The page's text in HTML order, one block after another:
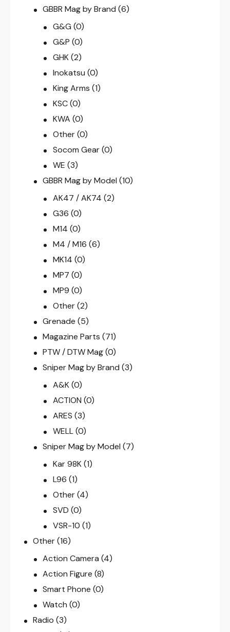
GBBR Mag by Brand (6)
G&G (0)
G&P (0)
GHK (2)
Inokatsu (0)
King Arms (1)
KSC (0)
KWA (0)
Other (0)
Socom Gear (0)
WE (3)
GBBR Mag by Model (10)
AK47 / AK74 (2)
G36 (0)
M14 (0)
M4 / M16 (6)
MK14 (0)
MP7 (0)
MP9 (0)
Other (2)
Grenade (5)
Magazine Parts (71)
PTW / DTW Mag (0)
Sniper Mag by Brand (3)
A&K (0)
ACTION (0)
ARES (3)
WELL (0)
Sniper Mag by Model (7)
Kar 98K (1)
L96 (1)
Other (4)
SVD (0)
VSR-10 (1)
Other(16)
Action Camera (4)
Action Figure (8)
Smart Phone (0)
Watch (0)
Radio (3)